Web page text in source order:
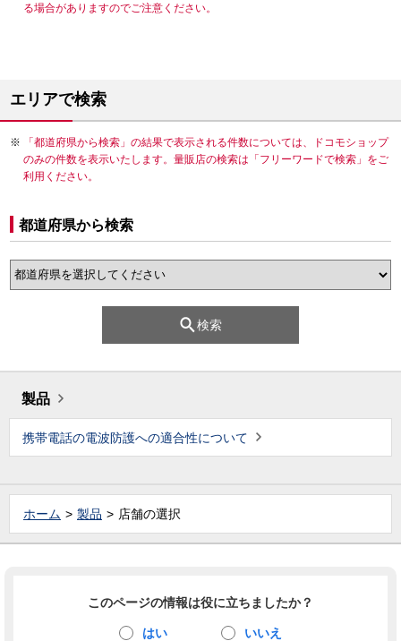
る場合がありますのでご注意ください。
エリアで検索
「都道府県から検索」の結果で表示される件数については、ドコモショップ
のみの件数を表示いたします。量販店の検索は「フリーワードで検索」をご
利用ください。
都道府県から検索
検索
製品
携帯電話の電波防護への適合性について
ホーム 製品 店舗の選択
このページの情報は役に立ちましたか？
はい いいえ